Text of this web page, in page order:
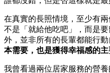
在真實的長照情境，至少有
不是「就給他吃吧」，而是
外，並非所有的長輩都能行動
本需要，也是獲得幸福感的主
我曾看過兩位居家服務的營